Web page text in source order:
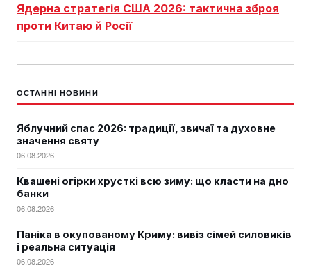
Ядерна стратегія США 2026: тактична зброя
проти Китаю й Росії
ОСТАННІ НОВИНИ
Яблучний спас 2026: традиції, звичаї та духовне
значення святу
06.08.2026
Квашені огірки хрусткі всю зиму: що класти на дно
банки
06.08.2026
Паніка в окупованому Криму: вивіз сімей силовиків
і реальна ситуація
06.08.2026